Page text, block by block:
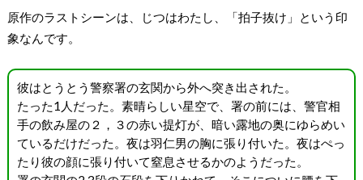
原作のラストシーンは、じつはわたし、「拍子抜け」という印
象なんです。
彼はとうとう警察署の玄関から外へ突き出された。
たった1人だった。素晴らしい星空で、署の前には、警官相
手の飲み屋の２，３の赤い提灯が、暗い露地の奥にゆらめい
ているだけだった。夜は羽仁男の胸に張り付いた。夜はぺっ
たり彼の顔に張り付いて窒息させるかのようだった。